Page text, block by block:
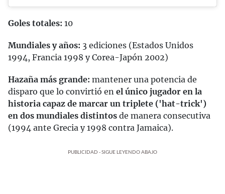
Goles totales: 10
Mundiales y años: 3 ediciones (Estados Unidos
1994, Francia 1998 y Corea-Japón 2002)
Hazaña más grande: mantener una potencia de
disparo que lo convirtió en el único jugador en la
historia capaz de marcar un triplete ('hat-trick')
en dos mundiales distintos de manera consecutiva
(1994 ante Grecia y 1998 contra Jamaica).
PUBLICIDAD - SIGUE LEYENDO ABAJO